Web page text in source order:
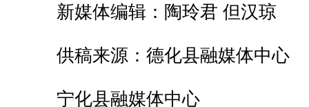
新媒体编辑：陶玲君 但汉琼
供稿来源：德化县融媒体中心
宁化县融媒体中心